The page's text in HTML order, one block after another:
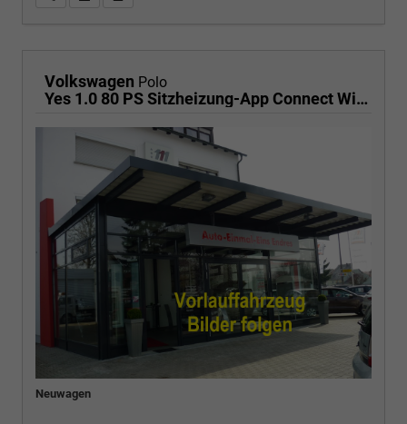
Volkswagen Polo
Yes 1.0 80 PS Sitzheizung-App Connect Wireless-Einparkhilfe-Klima-Sofort
Neuwagen